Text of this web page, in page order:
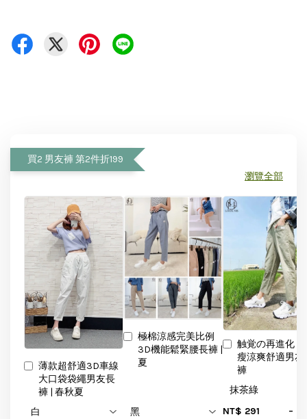
買2 男友褲 第2件折199
瀏覽全部
薄款超舒適3D車線
大口袋袋繩男友長
褲 | 春秋夏
極棉涼感完美比例
3D機能鬆緊腰長褲 |
夏
触覚の再進化
瘦涼爽舒適男友
褲
NT$ 291
-